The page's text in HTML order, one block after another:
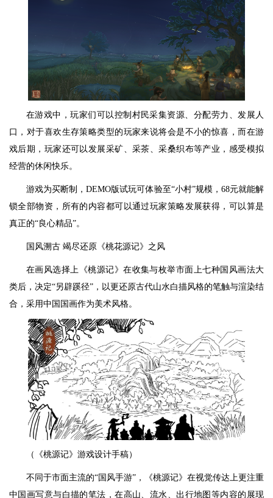
在游戏中，玩家们可以控制村民采集资源、分配劳力、发展人
口，对于喜欢生存策略类型的玩家来说将会是不小的惊喜，而在游
戏后期，玩家还可以发展采矿、采茶、采桑织布等产业，感受模拟
经营的休闲快乐。
游戏为买断制，DEMO版试玩可体验至“小村”规模，68元就能解
锁全部物资，所有的内容都可以通过玩家策略发展获得，可以算是
真正的“良心精品”。
国风溯古 竭尽还原《桃花源记》之风
在画风选择上《桃源记》在收集与枚举市面上七种国风画法大
类后，决定“另辟蹊径”，以更还原古代山水白描风格的笔触与渲染结
合，采用中国国画作为美术风格。
（《桃源记》游戏设计手稿）
不同于市面主流的“国风手游”，《桃源记》在视觉传达上更注重
中国画写意与白描的笔法，在高山、流水、出行地图等内容的展现